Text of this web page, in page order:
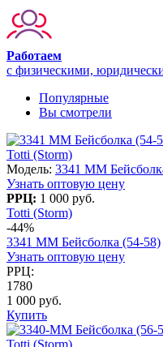
Работаем
с физическими,
Популярные
Вы смотрели
Totti (Storm)
Модель: 3341 MM
Узнать оптовую цену
РРЦ: 1 000 руб.
Totti (Storm)
-44%
3341 MM Бейсболка (54-58)
Узнать оптовую цену
РРЦ:
1780
1 000 руб.
Купить
Totti (Storm)